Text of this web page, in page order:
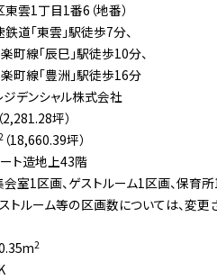
雲1丁目1番6（地番）
道「東雲」駅徒歩7分、
町線「辰巳」駅徒歩10分、
町線「豊洲」駅徒歩16分
デンシャル株式会社
2,281.28坪）
（18,660.39坪）
ト造地上43階
室1区画、ゲストルーム1区画、保育
トルーム等の区画数については、変
2